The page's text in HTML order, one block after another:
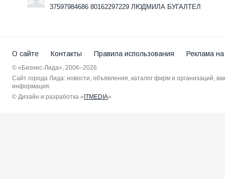
37597984686 80162297229 ЛЮДМИЛА БУГАЛТЕЛ
О сайте Контакты Правила использования Реклама
© «Бизнес-Лида», 2006–2026
Сайт города Лида: новости, объявления, каталог фирм и организаций,
информация.
© Дизайн и разработка « ITMEDIA»